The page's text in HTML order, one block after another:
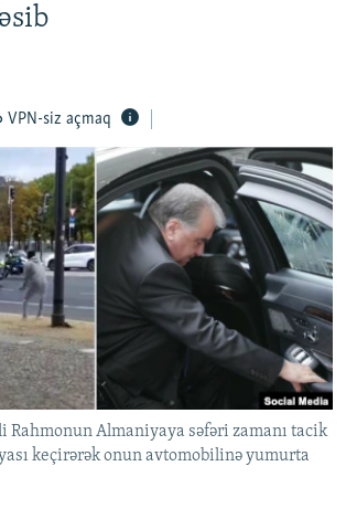
KITABXANASI
STANDARTLARIMIZ
ISTIFADƏ
MOBIL TELEFONUNUZDA
saytları
VPN-siz açmaq
Rahmonun Almaniyaya səfəri zamanı tacik
keçirərək onun avtomobilinə yumurta